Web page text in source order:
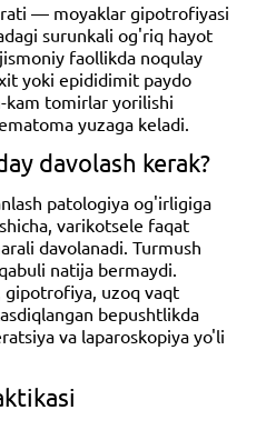
— moyaklar gipotrofiyasi
surunkali og'riq hayot
faollikda noqulay
yoki epididimit paydo
kam tomirlar yorilishi
yuzaga keladi.
davolash kerak?
patologiya og'irligiga
varikotsele faqat
davolanadi. Turmush
natija bermaydi.
gipotrofiya, uzoq vaqt
bepushtlikda
va laparoskopiya yo'li